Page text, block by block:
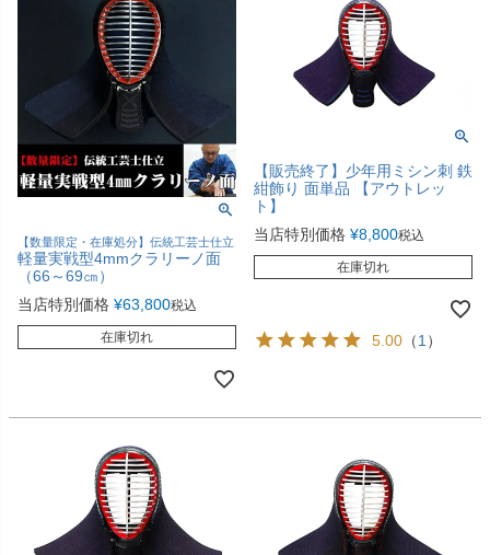
【数量限定・在庫処分】伝統工芸士仕立
軽量実戦型4mmクラリーノ面
（66～69㎝）
当店特別価格 ¥63,800税込
在庫切れ
【販売終了】少年用ミシン刺 鉄
紺飾り 面単品 【アウトレッ
ト】
当店特別価格 ¥8,800税込
在庫切れ
5.00 （1）